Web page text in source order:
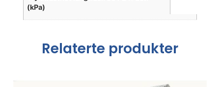
(kPa)
Relaterte produkter